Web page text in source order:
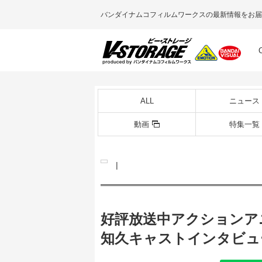
バンダイナムコフィルムワークスの最新情報をお
ALL ニュース
動画 特集一覧
|
好評放送中アクション
知久キャストインタビ